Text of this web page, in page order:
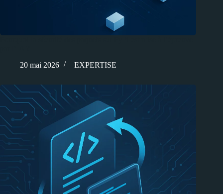
20 mai 2026
EXPERTISE